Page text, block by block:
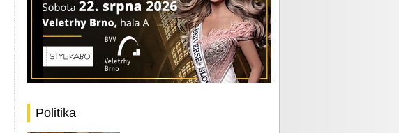
Politika